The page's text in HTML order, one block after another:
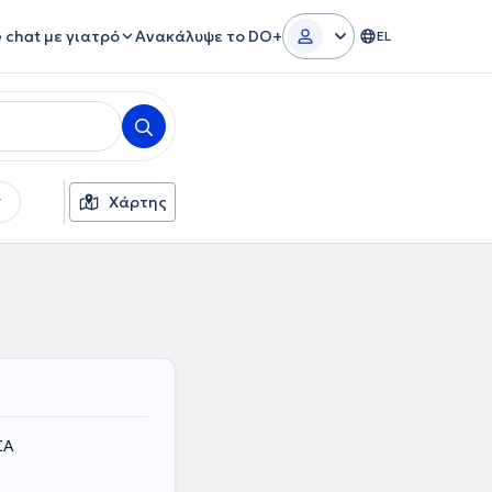
chat με γιατρό Ανακάλυψε το DO+ EL
Χάρτης